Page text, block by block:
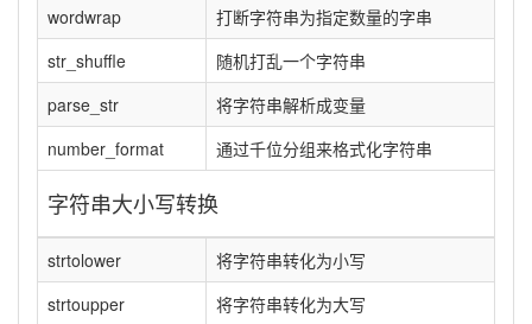
wordwrap
打断字符串为指定数量的字串
str_shuffle
随机打乱一个字符串
parse_str
将字符串解析成变量
number_format
通过千位分组来格式化字符串
字符串大小写转换
strtolower
将字符串转化为小写
strtoupper
将字符串转化为大写